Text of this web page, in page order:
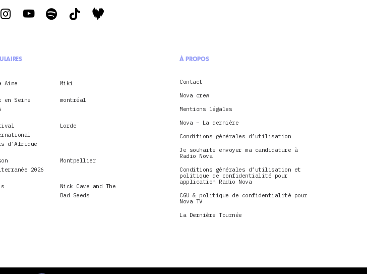
Aime Miki
en Seine
montréal
d’Afrique
Lorde
2026
Montpellier
Nick Cave and The
Bad Seeds
À PROPOS
Contact
Nova crew
Mentions légales
Nova – La dernière
Conditions générales d’utilisation
Je souhaite envoyer ma candidature à
Radio Nova
Conditions générales d’utilisation et
politique de confidentialité pour
application Radio Nova
CGU & politique de confidentialité pour
Nova TV
La Dernière Tournée